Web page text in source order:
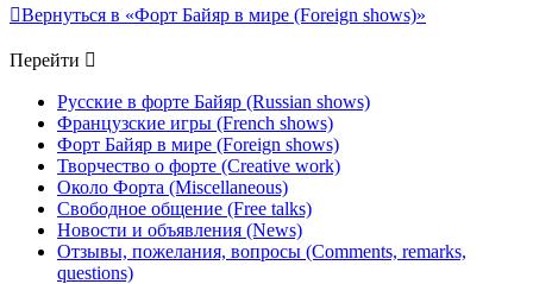
Вернуться в «Форт Байяр в мире (Foreign shows)»
Перейти
Русские в форте Байяр (Russian shows)
Французские игры (French shows)
Форт Байяр в мире (Foreign shows)
Творчество о форте (Creative work)
Около Форта (Miscellaneous)
Свободное общение (Free talks)
Новости и объявления (News)
Отзывы, пожелания, вопросы (Comments, remarks,
questions)